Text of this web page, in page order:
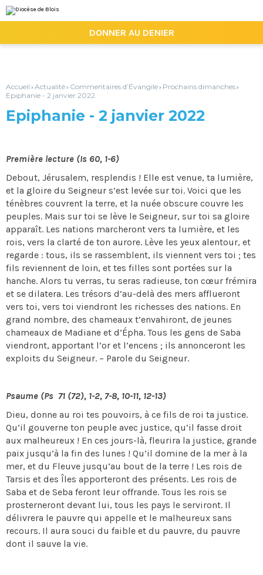
au
contenu.
la
personnels
DONNER AU DENIER
Accueil › Actualité› Commentaires d’Évangile› Prochains dimanches›
Epiphanie - 2 janvier 2022
Epiphanie - 2 janvier 2022
Première lecture (Is 60, 1-6)
Debout, Jérusalem, resplendis ! Elle est venue, ta lumière,
et la gloire du Seigneur s’est levée sur toi. Voici que les
ténèbres couvrent la terre, et la nuée obscure couvre les
peuples. Mais sur toi se lève le Seigneur, sur toi sa gloire
apparaît. Les nations marcheront vers ta lumière, et les
rois, vers la clarté de ton aurore. Lève les yeux alentour, et
regarde : tous, ils se rassemblent, ils viennent vers toi ; tes
fils reviennent de loin, et tes filles sont portées sur la
hanche. Alors tu verras, tu seras radieuse, ton cœur frémira
et se dilatera. Les trésors d’au-delà des mers afflueront
vers toi, vers toi viendront les richesses des nations. En
grand nombre, des chameaux t’envahiront, de jeunes
chameaux de Madiane et d’Épha. Tous les gens de Saba
viendront, apportant l’or et l’encens ; ils annonceront les
exploits du Seigneur. – Parole du Seigneur.
Psaume (Ps 71 (72), 1-2, 7-8, 10-11, 12-13)
Dieu, donne au roi tes pouvoirs, à ce fils de roi ta justice.
Qu’il gouverne ton peuple avec justice, qu’il fasse droit
aux malheureux ! En ces jours-là, fleurira la justice, grande
paix jusqu’à la fin des lunes ! Qu’il domine de la mer à la
mer, et du Fleuve jusqu’au bout de la terre ! Les rois de
Tarsis et des Îles apporteront des présents. Les rois de
Saba et de Seba feront leur offrande. Tous les rois se
prosterneront devant lui, tous les pays le serviront. Il
délivrera le pauvre qui appelle et le malheureux sans
recours. Il aura souci du faible et du pauvre, du pauvre
dont il sauve la vie.